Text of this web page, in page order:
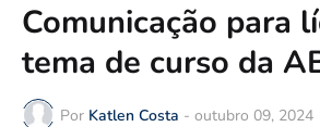
Comunicação para
tema de curso da
Por Katlen Costa - outubro 09, 2024